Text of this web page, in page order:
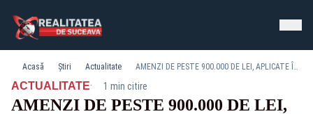
Acasă Știri Actualitate AMENZI DE PESTE 900.000 DE LEI, APLICATE ÎN MAI PUȚIN DE 3 LUNI DE AUTORITATEA NAVALĂ ROMÂNĂ
ACTUALITATE· 1 min citire
AMENZI DE PESTE 900.000 DE LEI,